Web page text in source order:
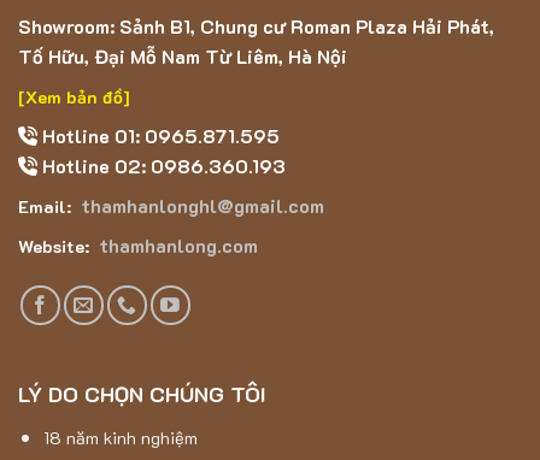
Showroom: Sảnh B1, Chung cư Roman Plaza Hải Phát,
Tố Hữu, Đại Mỗ Nam Từ Liêm, Hà Nội
[Xem bản đồ]
Hotline 01: 0965.871.595
Hotline 02: 0986.360.193
Email: thamhanlonghl@gmail.com
Website: thamhanlong.com
LÝ DO CHỌN CHÚNG TÔI
18 năm kinh nghiệm